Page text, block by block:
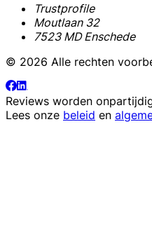
Trustprofile
Moutlaan 32
7523 MD Enschede
© 2026 Alle rechten
Reviews worden
Lees onze beleid en